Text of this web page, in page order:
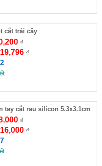
cắt trái cây
₫
19,796₫
tay cắt rau silicon 5.3x3.1cm
₫
16,000₫